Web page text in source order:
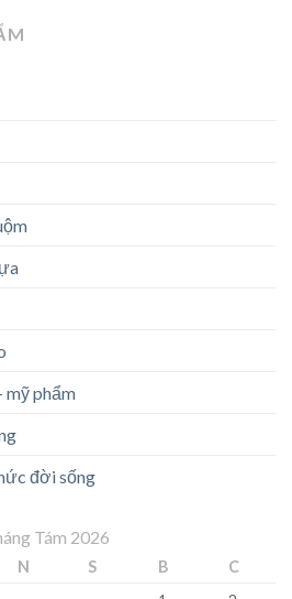
mỹ phẩm
đời sống
Tám 2026
N S B
C